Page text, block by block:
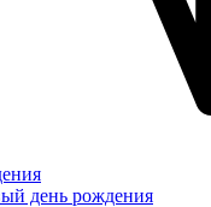
день рождения